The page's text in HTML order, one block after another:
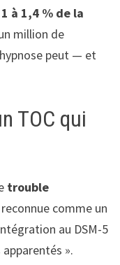
1 à 1,4 % de la
million de
peut — et
TOC qui
trouble
comme un
au DSM-5
».